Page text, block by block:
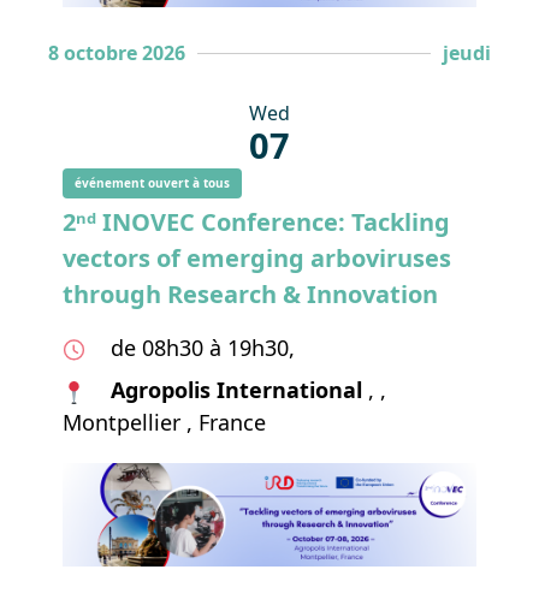
8 octobre 2026 jeudi
Wed
07
événement ouvert à tous
2ⁿᵈ INOVEC Conference: Tackling
vectors of emerging arboviruses
through Research & Innovation
de 08h30 à 19h30,
Agropolis International , ,
Montpellier , France